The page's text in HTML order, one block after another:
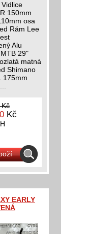
150mm
osa
Rám Lee
Alu
29"
matná
Shimano
175mm
Kč
EARLY